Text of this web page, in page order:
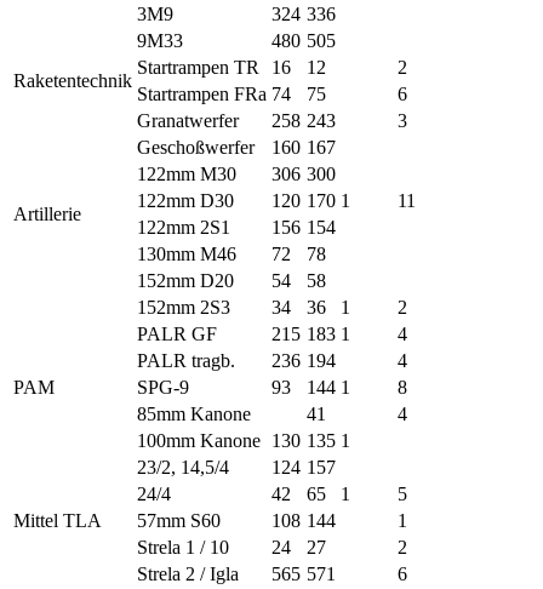
3M9
324 336
9M33
480 505
Raketentechnik
Startrampen TR 16 12
2
Startrampen FRa 74 75 6
Artillerie
Granatwerfer 258 243
3
Geschoßwerfer
160 167
122mm M30
306 300
122mm D30
120 170 1
11
122mm 2S1
156 154
130mm M46
72
78
152mm D20
54
58
152mm 2S3
34 36 1 2
PAM
PALR GF 215 183 1
4
PALR tragb.
236 194
4
SPG-9
93 144 1
8
85mm Kanone
41
4
100mm Kanone 130 135 1
Mittel TLA
23/2, 14,5/4 124 157
24/4
42 65 1
5
57mm S60
108 144
1
Strela 1 / 10
24 27
2
Strela 2 / Igla
565 571 6